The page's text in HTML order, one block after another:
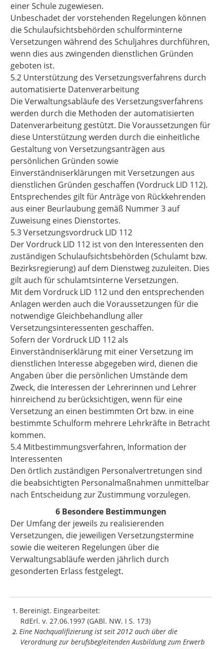
einer Schule zugewiesen.
Unbeschadet der vorstehenden Regelungen können
die Schulaufsichtsbehörden schulforminterne
Versetzungen während des Schuljahres durchführen,
wenn dies aus zwingenden dienstlichen Gründen
geboten ist.
5.2 Unterstützung des Versetzungsverfahrens durch
automatisierte Datenverarbeitung
Die Verwaltungsabläufe des Versetzungsverfahrens
werden durch die Methoden der automatisierten
Datenverarbeitung gestützt. Die Voraussetzungen für
diese Unterstützung werden durch die einheitliche
Gestaltung von Versetzungsanträgen aus
persönlichen Gründen sowie
Einverständniserklärungen mit Versetzungen aus
dienstlichen Gründen geschaffen (Vordruck LID 112).
Entsprechendes gilt für Anträge von Rückkehrenden
aus einer Beurlaubung gemäß Nummer 3 auf
Zuweisung eines Dienstortes.
5.3 Versetzungsvordruck LID 112
Der Vordruck LID 112 ist von den Interessenten den
zuständigen Schulaufsichtsbehörden (Schulamt bzw.
Bezirksregierung) auf dem Dienstweg zuzuleiten. Dies
gilt auch für schulamtsinterne Versetzungen.
Mit dem Vordruck LID 112 und den entsprechenden
Anlagen werden auch die Voraussetzungen für die
notwendige Gleichbehandlung aller
Versetzungsinteressenten geschaffen.
Sofern der Vordruck LID 112 als
Einverständniserklärung mit einer Versetzung im
dienstlichen Interesse abgegeben wird, dienen die
Angaben über die persönlichen Umstände dem
Zweck, die Interessen der Lehrerinnen und Lehrer
hinreichend zu berücksichtigen, wenn für eine
Versetzung an einen bestimmten Ort bzw. in eine
bestimmte Schulform mehrere Lehrkräfte in Betracht
kommen.
5.4 Mitbestimmungsverfahren, Information der
Interessenten
Den örtlich zuständigen Personalvertretungen sind
die beabsichtigten Personalmaßnahmen unmittelbar
nach Entscheidung zur Zustimmung vorzulegen.
6 Besondere Bestimmungen
Der Umfang der jeweils zu realisierenden
Versetzungen, die jeweiligen Versetzungstermine
sowie die weiteren Regelungen über die
Verwaltungsabläufe werden jährlich durch
gesonderten Erlass festgelegt.
1 Bereinigt. Eingearbeitet:
RdErl. v. 27.06.1997 (GABl. NW. I S. 173)
2 Eine Nachqualifizierung ist seit 2012 auch über die
Verordnung zur berufsbegleitenden Ausbildung zum Erwerb